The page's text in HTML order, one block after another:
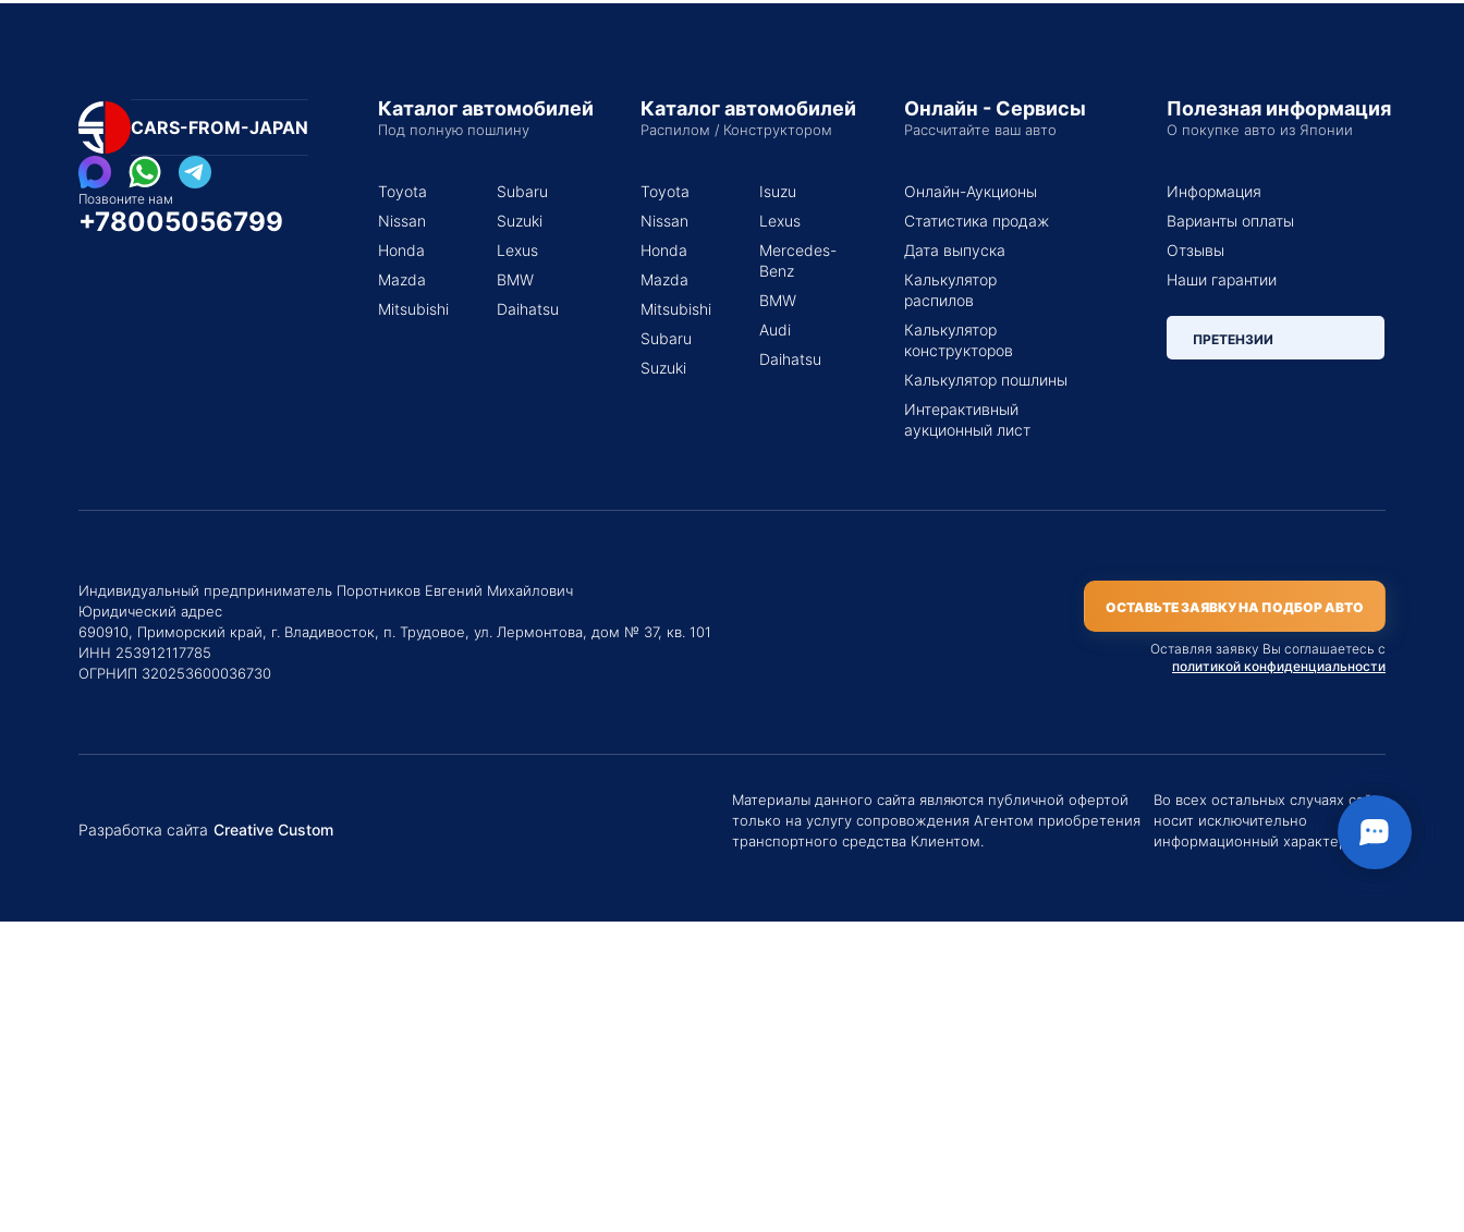
CARS-FROM-JAPAN
Позвоните нам
+78005056799
Каталог автомобилей
Под полную пошлину
Toyota
Nissan
Honda
Mazda
Mitsubishi
Subaru
Suzuki
Lexus
BMW
Daihatsu
Каталог автомобилей
Распилом / Конструктором
Toyota
Nissan
Honda
Mazda
Mitsubishi
Subaru
Suzuki
Isuzu
Lexus
Mercedes-
Benz
BMW
Audi
Daihatsu
Онлайн - Сервисы
Рассчитайте ваш авто
Онлайн-Аукционы
Статистика продаж
Дата выпуска
Калькулятор
распилов
Калькулятор
конструкторов
Калькулятор пошлины
Интерактивный
аукционный лист
Полезная информация
О покупке авто из Японии
Информация
Варианты оплаты
Отзывы
Наши гарантии
ПРЕТЕНЗИИ
Индивидуальный предприниматель Поротников Евгений Михайлович
Юридический адрес
690910, Приморский край, г. Владивосток, п. Трудовое, ул. Лермонтова, дом № 37, кв. 101
ИНН 253912117785
ОГРНИП 320253600036730
ОСТАВЬТЕ ЗАЯВКУ НА ПОДБОР АВТО
Оставляя заявку Вы соглашаетесь с
политикой конфиденциальности
Материалы данного сайта являются публичной офертой
только на услугу сопровождения Агентом приобретения
транспортного средства Клиентом.
Во всех остальных случаях сайт
носит исключительно
информационный характер.
Разработка сайта Creative Custom
Сроки поставки, условия договора и пр.) можете
задать их мне в чат!